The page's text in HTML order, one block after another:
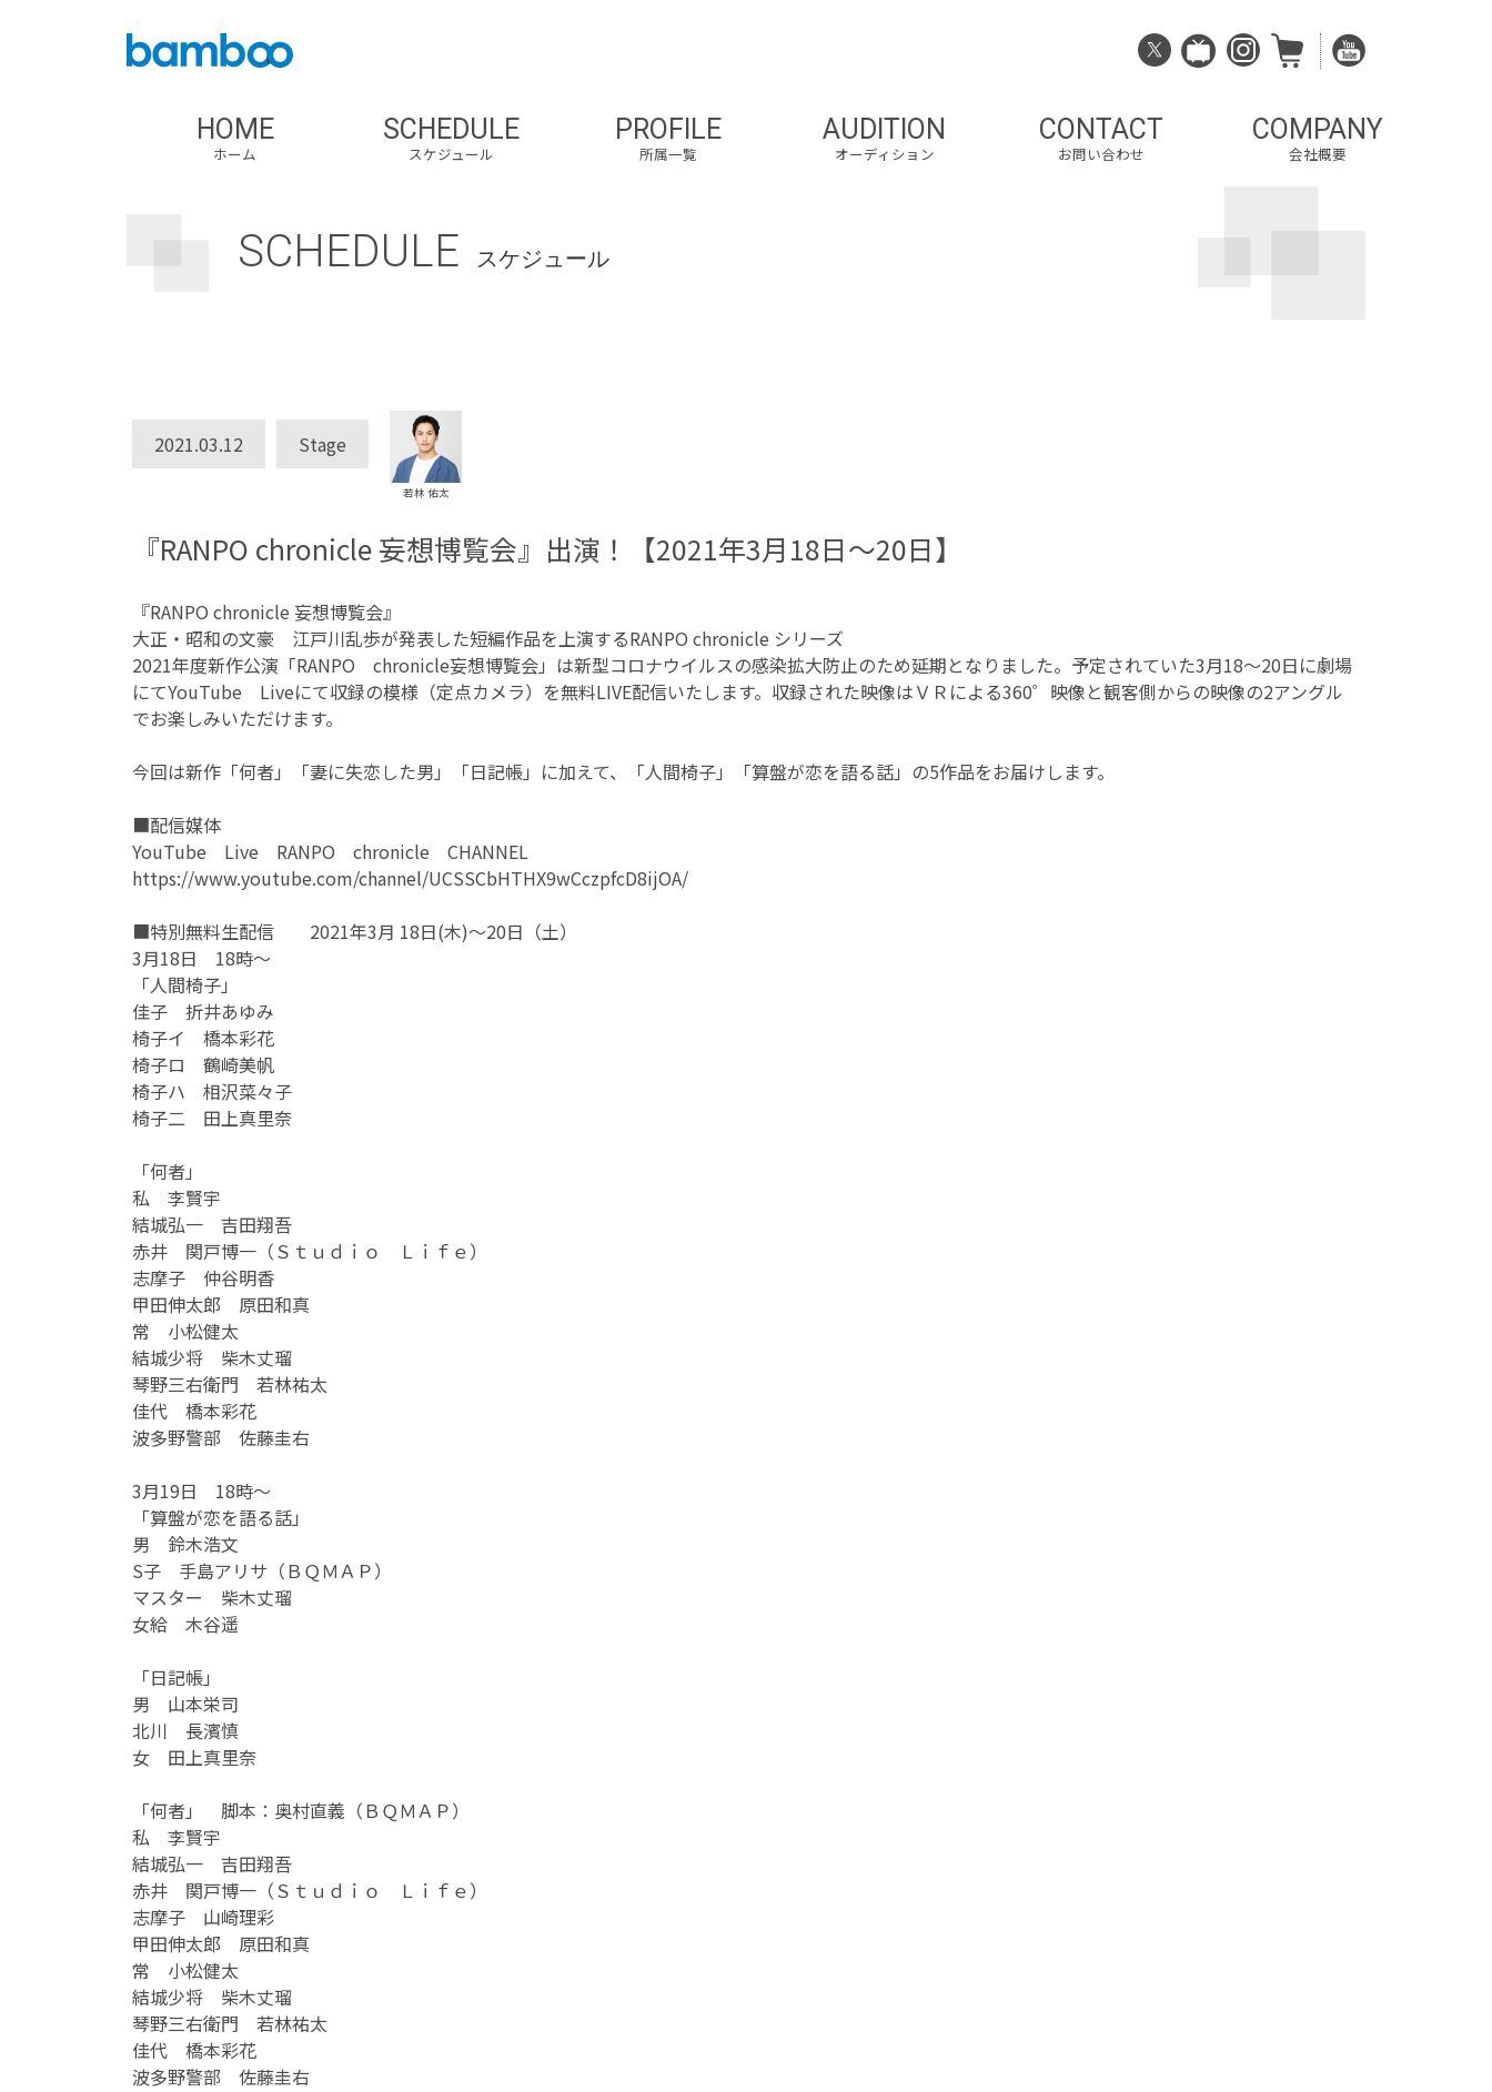
HOME
ホーム
SCHEDULE
スケジュール
PROFILE
所属一覧
AUDITION
オーディション
CONTACT
お問い合わせ
COMPANY
会社概要
SCHEDULE スケジュール
2021.03.12 Stage
若林 佑太
『RANPO chronicle 妄想博覧会』出演！【2021年3月18日〜20日】
『RANPO chronicle 妄想博覧会』
大正・昭和の文豪 江戸川乱歩が発表した短編作品を上演するRANPO chronicle シリーズ
2021年度新作公演「RANPO chronicle妄想博覧会」は新型コロナウイルスの感染拡大防止のため延期となりました。予定されていた3月18～20日に劇場
にてYouTube Liveにて収録の模様（定点カメラ）を無料LIVE配信いたします。収録された映像はＶＲによる360゜映像と観客側からの映像の2アングル
でお楽しみいただけます。
今回は新作「何者」「妻に失恋した男」「日記帳」に加えて、「人間椅子」「算盤が恋を語る話」の5作品をお届けします。
■配信媒体
YouTube Live RANPO chronicle CHANNEL
https://www.youtube.com/channel/UCSSCbHTHX9wCczpfcD8ijOA/
■特別無料生配信 2021年3月 18日(木)〜20日（土）
3月18日 18時～
「人間椅子」
佳子 折井あゆみ
椅子イ 橋本彩花
椅子ロ 鶴崎美帆
椅子ハ 相沢菜々子
椅子二 田上真里奈
「何者」
私 李賢宇
結城弘一 吉田翔吾
赤井 関戸博一（Ｓｔｕｄｉｏ Ｌｉｆｅ）
志摩子 仲谷明香
甲田伸太郎 原田和真
常 小松健太
結城少将 柴木丈瑠
琴野三右衛門 若林祐太
佳代 橋本彩花
波多野警部 佐藤圭右
3月19日 18時～
「算盤が恋を語る話」
男 鈴木浩文
S子 手島アリサ（ＢＱＭＡＰ）
マスター 柴木丈瑠
女給 木谷遥
「日記帳」
男 山本栄司
北川 長濱慎
女 田上真里奈
「何者」 脚本：奥村直義（ＢＱＭＡＰ）
私 李賢宇
結城弘一 吉田翔吾
赤井 関戸博一（Ｓｔｕｄｉｏ Ｌｉｆｅ）
志摩子 山崎理彩
甲田伸太郎 原田和真
常 小松健太
結城少将 柴木丈瑠
琴野三右衛門 若林祐太
佳代 橋本彩花
波多野警部 佐藤圭右